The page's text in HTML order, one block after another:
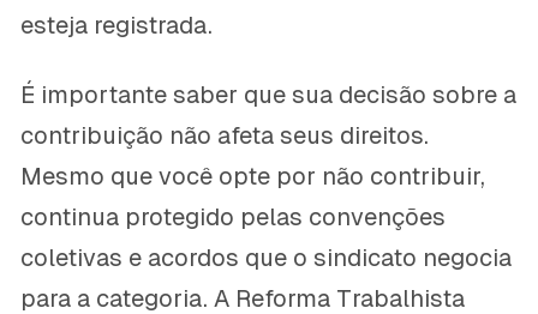
esteja registrada.
É importante saber que sua decisão sobre a
contribuição não afeta seus direitos.
Mesmo que você opte por não contribuir,
continua protegido pelas convenções
coletivas e acordos que o sindicato negocia
para a categoria. A Reforma Trabalhista